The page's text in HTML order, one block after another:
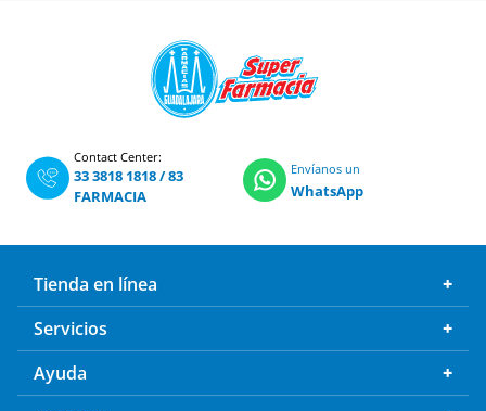
Contact Center:
33 3818 1818/83
FARMACIA
Envíanos un
WhatsApp
Tienda en línea
Servicios
Ayuda